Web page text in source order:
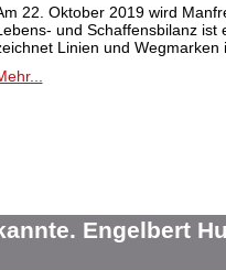
22. Oktober 2019 wird
und Schaffensbilanz
Linien und
Engelbert